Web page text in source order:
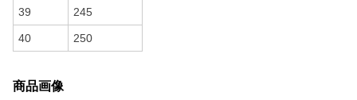
39 245
40 250
商品画像